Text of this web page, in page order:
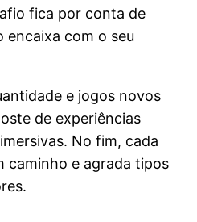
fica por conta de
encaixa com o seu
e jogos novos
de experiências
No fim, cada
caminho e agrada tipos